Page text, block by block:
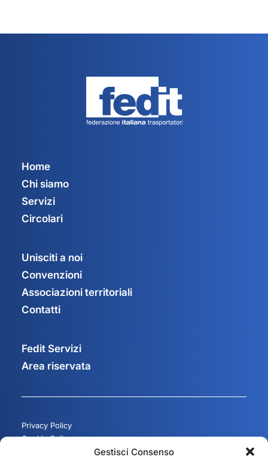
Gestisci Consenso
Home
Chi siamo
Servizi
Circolari
Unisciti a noi
Convenzioni
Associazioni territoriali
Contatti
Fedit Servizi
Area riservata
Privacy Policy
Cookie Policy